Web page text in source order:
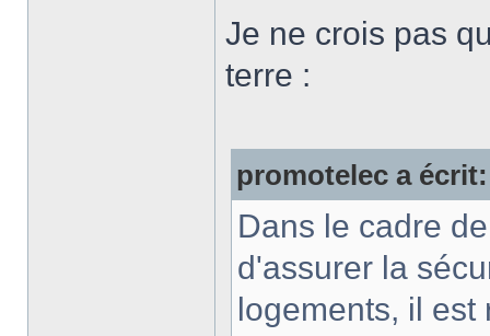
Je ne crois pas
terre :
promotelec a écrit:
Dans le cadre
d'assurer la
logements, il est